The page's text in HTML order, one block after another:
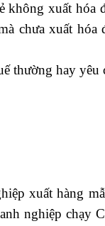
không xuất
chưa xuất
thường hay yêu
xuất hàng
nghiệp